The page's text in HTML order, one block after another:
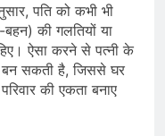
पति को कभी भी
बहन) की गलतियों या
ऐसा करने से पत्नी के
बन सकती है, जिससे घर
की एकता बनाए